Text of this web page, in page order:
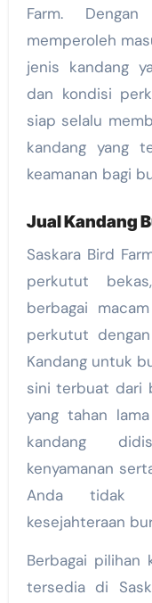
Farm.
memperoleh
jenis kandang
dan kondisi
siap selalu
kandang yang
keamanan bagi
Jual Kandang
Saskara Bird
perkutut
berbagai
perkutut
Kandang untuk
sini terbuat dari
yang tahan
kandang
kenyamanan
Anda tidak
kesejahteraan
Berbagai pilihan
tersedia di